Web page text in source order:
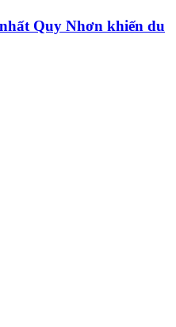
Quy Nhơn khiến du